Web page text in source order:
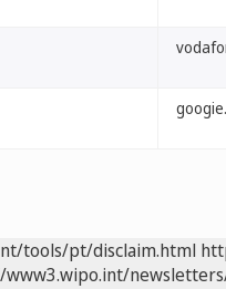
tools/pt/disclaim.html
www3.wipo.int/